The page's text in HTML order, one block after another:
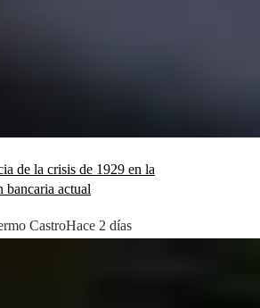
de la crisis de 1929 en la
bancaria actual
CastroHace 2 días